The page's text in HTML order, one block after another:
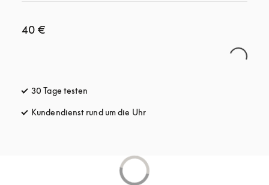
40 €
30 Tage testen
Kundendienst rund um die Uhröffnet sich in einem neuen Tab